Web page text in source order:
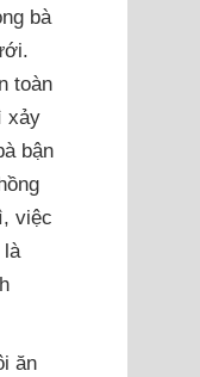
bà
toàn
xảy
bận
việc
là
ăn